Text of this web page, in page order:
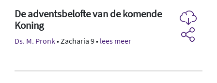
De adventsbelofte van de komende
Koning
Ds. M. Pronk• Zacharia 9 • lees meer